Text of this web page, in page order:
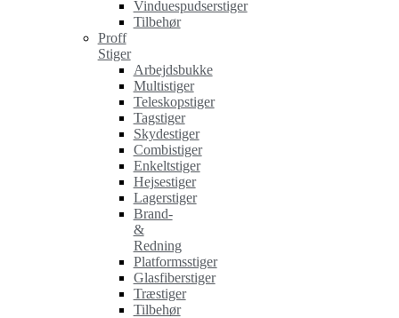
Vinduespudserstiger
Tilbehør
Proff
Stiger
Arbejdsbukke
Multistiger
Teleskopstiger
Tagstiger
Skydestiger
Combistiger
Enkeltstiger
Hejsestiger
Lagerstiger
Brand-
&
Redning
Platformsstiger
Glasfiberstiger
Træstiger
Tilbehør